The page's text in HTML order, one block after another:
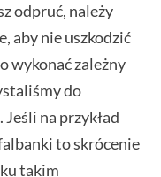
odpruć, należy
aby nie uszkodzić
wykonać zależny
do
na przykład
to skrócenie
takim